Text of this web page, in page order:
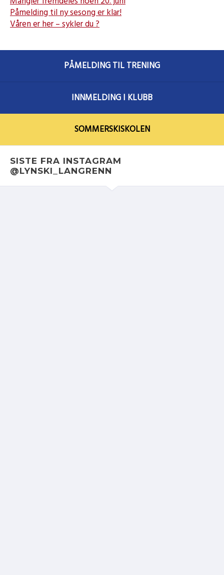
Påmelding til ny sesong er klar!
Våren er her – sykler du ?
PÅMELDING TIL TRENING
INNMELDING I KLUBB
SOMMERSKISKOLEN
SISTE FRA INSTAGRAM
@LYNSKI_LANGRENN